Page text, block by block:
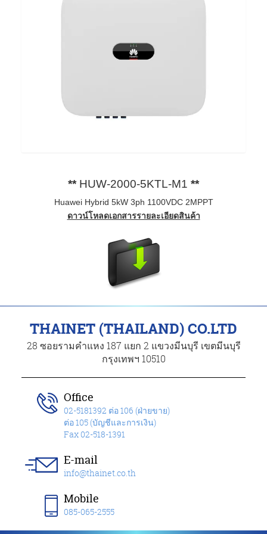
** HUW-2000-5KTL-M1 **
Huawei Hybrid 5kW 3ph 1100VDC 2MPPT
ดาวน์โหลดเอกสารรายละเอียดสินค้า
THAINET (THAILAND) CO.LTD
28 ซอยรามคำแหง 187 แยก 2 แขวงมีนบุรี เขตมีนบุรี
กรุงเทพฯ 10510
Office
02-5181392 ต่อ 106 (ฝ่ายขาย)
ต่อ 105 (บัญชีและการเงิน)
Fax 02-518-1391
E-mail
info@thainet.co.th
Mobile
085-065-2555